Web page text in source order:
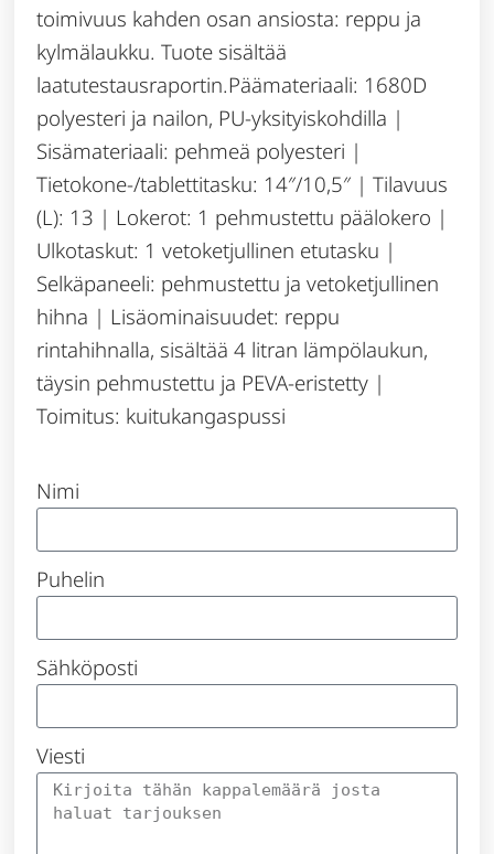
toimivuus kahden osan ansiosta: reppu ja
kylmälaukku. Tuote sisältää
laatutestausraportin.Päämateriaali: 1680D
polyesteri ja nailon, PU-yksityiskohdilla |
Sisämateriaali: pehmeä polyesteri |
Tietokone-/tablettitasku: 14″/10,5″ | Tilavuus
(L): 13 | Lokerot: 1 pehmustettu päälokero |
Ulkotaskut: 1 vetoketjullinen etutasku |
Selkäpaneeli: pehmustettu ja vetoketjullinen
hihna | Lisäominaisuudet: reppu
rintahihnalla, sisältää 4 litran lämpölaukun,
täysin pehmustettu ja PEVA-eristetty |
Toimitus: kuitukangaspussi
Nimi
Puhelin
Sähköposti
Viesti